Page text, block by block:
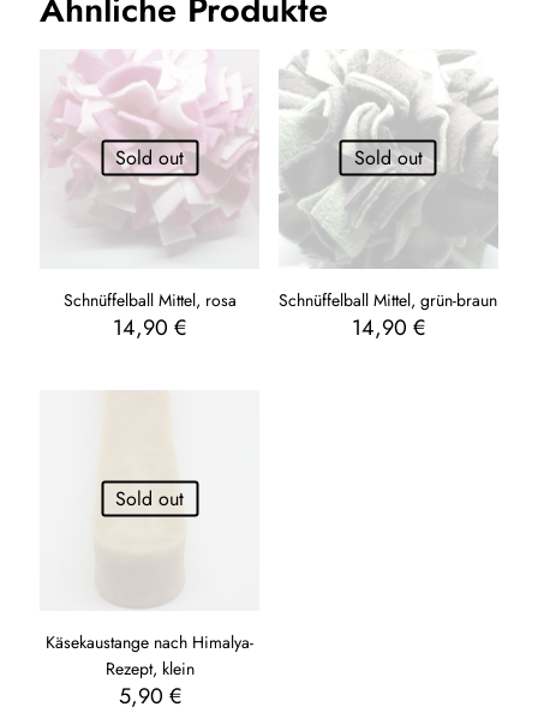
Sold out
Schnüffelball Mittel, rosa
14,90€
Sold out
Schnüffelball Mittel, grün-braun
14,90 €
Sold out
Käsekaustange nach Himalya-
Rezept, klein
5,90 €